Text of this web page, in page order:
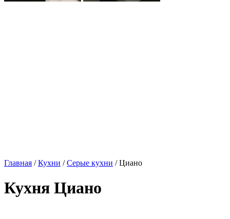
Главная /Кухни /Серые кухни / Циано
Кухня Циано